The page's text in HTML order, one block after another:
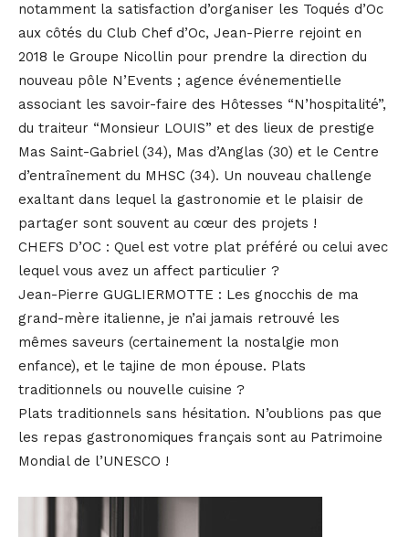
notamment la satisfaction d’organiser les Toqués d’Oc
aux côtés du Club Chef d’Oc, Jean-Pierre rejoint en
2018 le Groupe Nicollin pour prendre la direction du
nouveau pôle N’Events ; agence événementielle
associant les savoir-faire des Hôtesses “N’hospitalité”,
du traiteur “Monsieur LOUIS” et des lieux de prestige
Mas Saint-Gabriel (34), Mas d’Anglas (30) et le Centre
d’entraînement du MHSC (34). Un nouveau challenge
exaltant dans lequel la gastronomie et le plaisir de
partager sont souvent au cœur des projets !
CHEFS D’OC : Quel est votre plat préféré ou celui avec
lequel vous avez un affect particulier ?
Jean-Pierre GUGLIERMOTTE : Les gnocchis de ma
grand-mère italienne, je n’ai jamais retrouvé les
mêmes saveurs (certainement la nostalgie mon
enfance), et le tajine de mon épouse. Plats
traditionnels ou nouvelle cuisine ?
Plats traditionnels sans hésitation. N’oublions pas que
les repas gastronomiques français sont au Patrimoine
Mondial de l’UNESCO !